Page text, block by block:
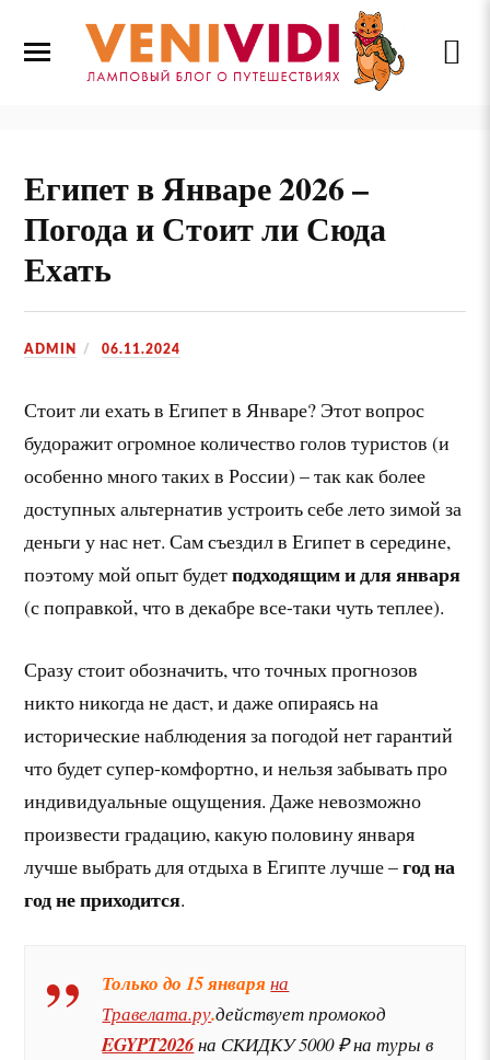
Египет в Январе 2026 –
Погода и Стоит ли Сюда
Ехать
ADMIN 06.11.2024
Стоит ли ехать в Египет в Январе? Этот вопрос
будоражит огромное количество голов туристов (и
особенно много таких в России) – так как более
доступных альтернатив устроить себе лето зимой за
деньги у нас нет. Сам съездил в Египет в середине,
поэтому мой опыт будетподходящим и для января
(с поправкой, что в декабре все-таки чуть теплее).
Сразу стоит обозначить, что точных прогнозов
никто никогда не даст, и даже опираясь на
исторические наблюдения за погодой нет гарантий
что будет супер-комфортно, и нельзя забывать про
индивидуальные ощущения. Даже невозможно
произвести градацию, какую половину января
лучше выбрать для отдыха в Египте лучше –год на
год не приходится.
Только до 15 январяна
Травелата.ру.действует промокод
EGYPT2026на СКИДКУ 5000 ₽ на туры в